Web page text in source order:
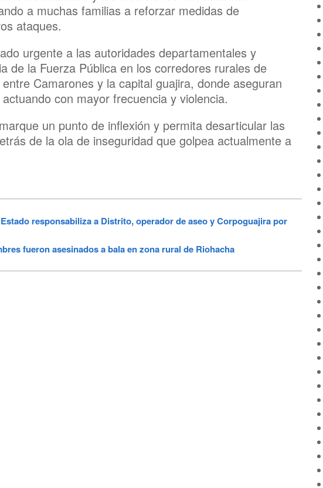
a muchas familias a reforzar medidas de
ataques.
urgente a las autoridades departamentales y
de la Fuerza Pública en los corredores rurales de
Camarones y la capital guajira, donde aseguran
con mayor frecuencia y violencia.
un punto de inflexión y permita desarticular las
de la ola de inseguridad que golpea actualmente a
responsabiliza a Distrito, operador de aseo y Corpoguajira por
fueron asesinados a bala en zona rural de Riohacha